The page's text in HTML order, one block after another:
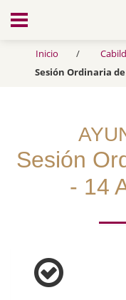
Transparencia
Inicio
Sesión Ordinaria de
Sesión
- 14